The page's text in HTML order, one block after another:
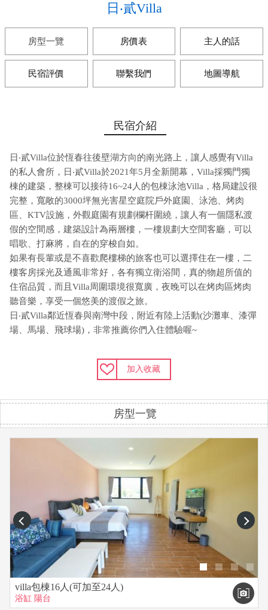
日‧貳Villa
房型一覽 房價表 主人的話
民宿評價 聯繫我們 地圖導航
民宿介紹
日‧貳Villa位於恆春往後壁湖方向的南光路上，讓人感覺有Villa
的私人會所，日‧貳Villa於2021年5月全新開幕，Villa採獨門獨
棟的建築，整棟可以接待16~24人的包棟泳池Villa，格局建設很
完整，寬敞的3000坪無光害星空庭院戶外庭園、泳池、烤肉
區、KTV設施，外觀庭園有規劃欄杆圍繞，讓人有一個隱私渡
假的空間感，建築設計為兩層樓，一樓規劃大空間客廳，可以
唱歌、打麻將，自在的穿梭自如。
如果有長輩或是不喜歡爬樓梯的旅客也可以選擇住在一樓，二
樓客房採光及通風非常好，各有獨立衛浴間，真的物超所值的
住宿品質，而且Villa周圍環境很寬廣，夜晚可以在烤肉區烤肉
聽音樂，享受一個悠美的渡假之旅。
日‧貳Villa鄰近恆春與南灣中段，附近有陸上活動(沙灘車、漆彈
場、馬場、飛球場)，非常推薦你們入住體驗喔~
加入收藏
房型一覽
prev next
villa包棟16人(可加至24人)
浴缸 陽台